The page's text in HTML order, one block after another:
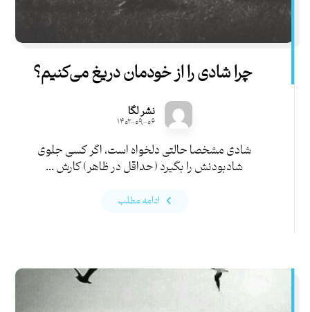
چرا شادی را از خودمان دریغ می‌کنیم؟
نشر لگا
۱۴۰۲-۰۹-۰۶
شادی مشخصا حالتی دلخواه است، اگر کسی جلوی
شادبودنش را بگیرد (حداقل در ظاهر) کارش ...
ادامه مطلب